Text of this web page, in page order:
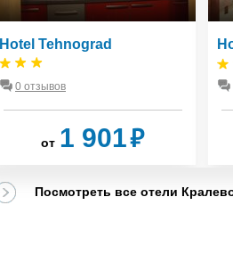
Hotel Tehnograd
0 отзывов
от 1 901₽
Посмотреть все отели